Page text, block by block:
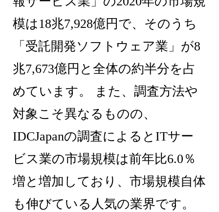
模は18兆7,928億円で、そのうち
「受託開発ソフトウェア業」が8
兆7,673億円と全体の約半分を占
めています。 また、調査方法や
対象こそ異なるものの、
IDCJapanの調査によるとITサー
ビス業の市場規模は前年比6.0％
増と増加しており、市場規模自体
も伸びている人気の業界です。